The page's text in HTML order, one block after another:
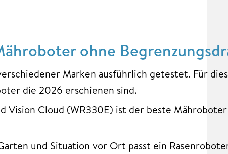
ohne
Marken ausführlich getestet. Für
die 2026 erschienen sind.
Vision Cloud (WR330E) ist der beste
und Situation vor Ort passt ein